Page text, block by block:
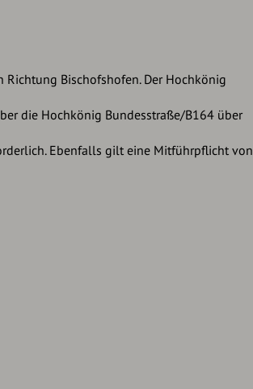
Bischofshofen. Der Hochkönig
die Hochkönig Bundesstraße/B164 über
Ebenfalls gilt eine Mitführpflicht von